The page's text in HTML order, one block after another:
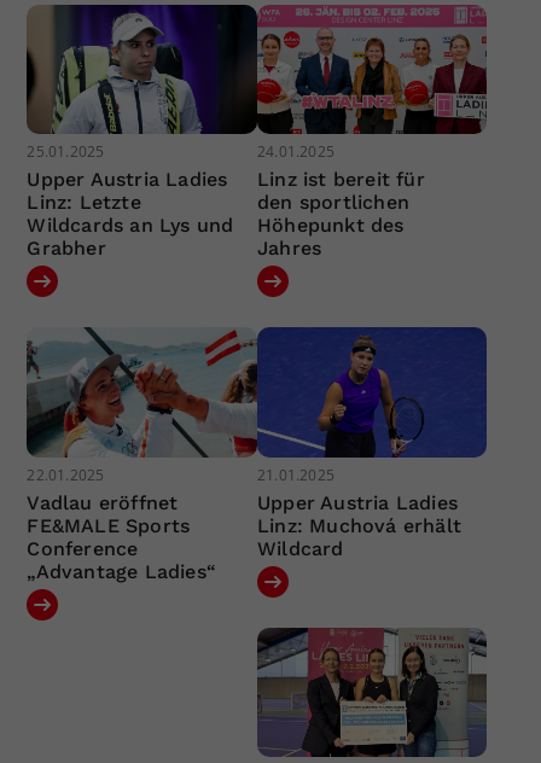
25.01.2025
Upper Austria Ladies
Linz: Letzte
Wildcards an Lys und
Grabher
24.01.2025
Linz ist bereit für
den sportlichen
Höhepunkt des
Jahres
22.01.2025
Vadlau eröffnet
FE&MALE Sports
Conference
„Advantage Ladies“
21.01.2025
Upper Austria Ladies
Linz: Muchová erhält
Wildcard